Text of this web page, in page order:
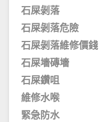
石屎剝落
石屎剝落危險
石屎剝落維修價錢
石屎墻磚墻
石屎鑽咀
維修水喉
緊急防水